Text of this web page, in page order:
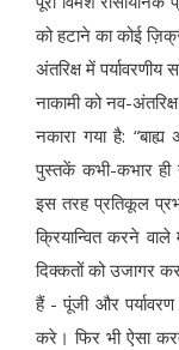
को हटाने का कोई
अंतरिक्ष में
नाकामी को नव-
नकारा गया है:
पुस्तकें कभी-कभार ही
इस तरह प्रतिकूल
क्रियान्वित करने
दिक्कतों को उजागर
हैं - पूंजी और
करे। फिर भी ऐसा